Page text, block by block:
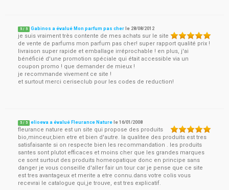
5 / 5 Gabinos a évalué Mon parfum pas cher le 28/08/2012
je suis vraiment très contente de mes achats sur le site
de vente de parfums mon parfum pas cher! super rapport qualité prix !
livraison super rapide et emballage irréprochable ! en plus, j'ai
bénéficié d'une promotion spéciale qui était accessible via un
coupon promo ! que demander de mieux !
je recommande vivement ce site !
et surtout merci ceriseclub pour les codes de reduction!
5 / 5 elioeva a évalué Fleurance Nature le16/01/2008
fleurance nature est un site qui propose des produits
bio,minceur,bien etre et bien d'autre. la qualitee des produits est tres
satisfaisante si on respecte bien les recommandation . les produits
santes sont plutot efficaces et moins cher que les grandes marques
ce sont surtout des produits homeopatique donc en principe sans
danger je vous conseille d'aller fair un tour car je pense que ce site
est tres avantageux et merite a etre connu.dans votre colis vous
recevrai le catalogue qui,je trouve, est tres explicatif.